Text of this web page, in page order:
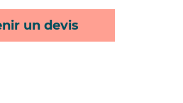
un devis